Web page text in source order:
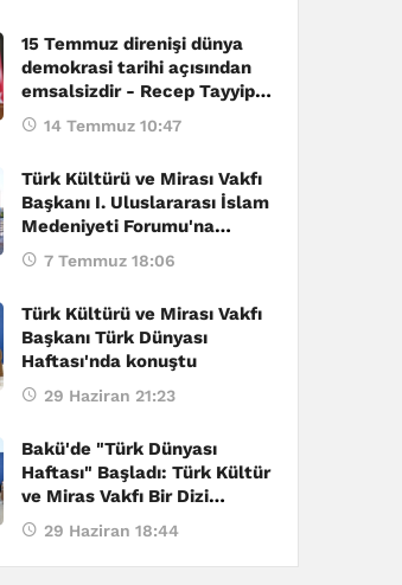
15 Temmuz direnişi dünya
demokrasi tarihi açısından
emsalsizdir - Recep Tayyip
Erdoğan
14 Temmuz 10:47
Türk Kültürü ve Mirası Vakfı
Başkanı I. Uluslararası İslam
Medeniyeti Forumu'na
katıldı7 Temmuz 18:06
Türk Kültürü ve Mirası Vakfı
Başkanı Türk Dünyası
Haftası'nda konuştu
29 Haziran 21:23
Bakü'de "Türk Dünyası
Haftası" Başladı: Türk Kültür
ve Miras Vakfı Bir Dizi
Etkinliğe Ev Sahipliği Yapıyor
29 Haziran 18:44